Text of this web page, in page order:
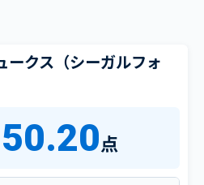
ークス（シーガルフォ
50.20点